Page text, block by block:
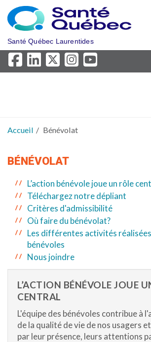
Aller au menu principal
Santé Québec Laurentides
Accueil Bénévolat
BÉNÉVOLAT
L’action bénévole joue un rôle
Téléchargez notre dépliant
Critères d'admissibilité
Où faire du bénévolat?
Les différentes activités
bénévoles
Nous joindre
L’ACTION BÉNÉVOLE JOUE
CENTRAL
L'équipe des bénévoles contribue à
de la qualité de vie de nos usagers
par leur présence, leurs attentions